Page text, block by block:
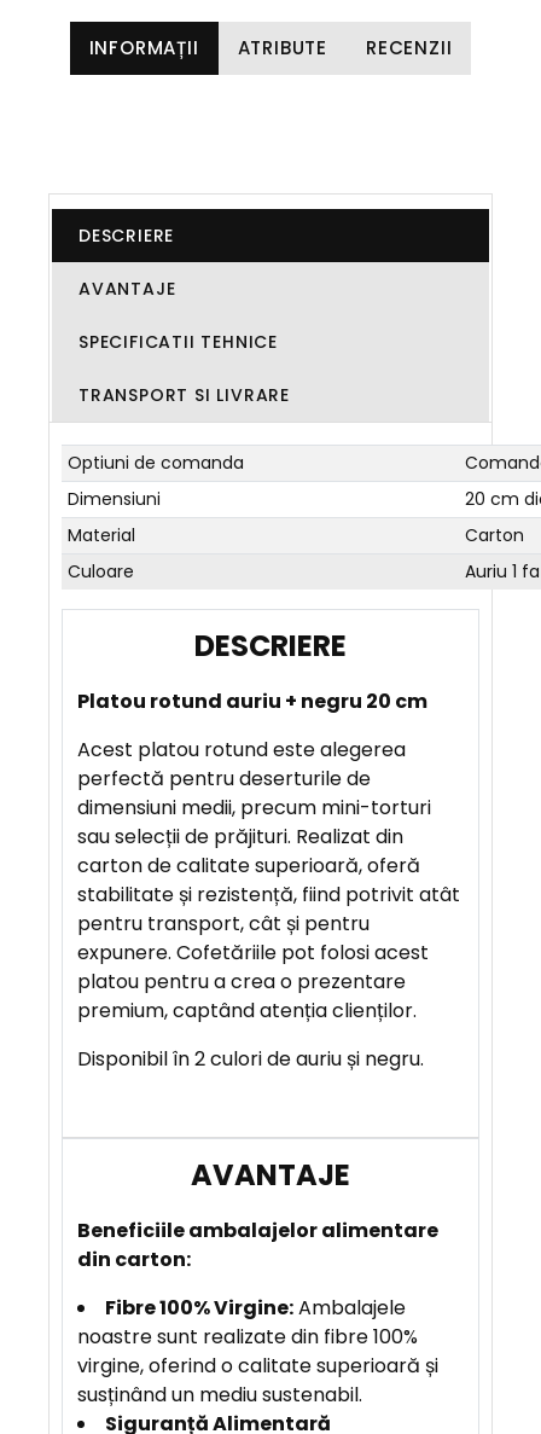
INFORMAȚII ATRIBUTE RECENZII
DESCRIERE
AVANTAJE
SPECIFICATII TEHNICE
TRANSPORT SI LIVRARE
Optiuni de comanda
Dimensiuni
20 cm
Material
Carton
Culoare
Auriu 1
S
C
R
I
E
R
E
V
A
N
J
Platou rotund auriu + negru 20 cm
Acest platou rotund este alegerea
perfectă pentru deserturile de
dimensiuni medii, precum mini-torturi
sau selecții de prăjituri. Realizat din
carton de calitate superioară, oferă
stabilitate și rezistență, fiind potrivit atât
pentru transport, cât și pentru
expunere. Cofetăriile pot folosi acest
platou pentru a crea o prezentare
premium, captând atenția clienților.
Disponibil în 2 culori de auriu și negru.
Beneficiileambalajelor alimentare
din carton:
Fibre 100% Virgine:Ambalajele
noastre sunt realizate din fibre 100%
virgine, oferind o calitate superioară și
susținând un mediu sustenabil.
Siguranță Alimentară